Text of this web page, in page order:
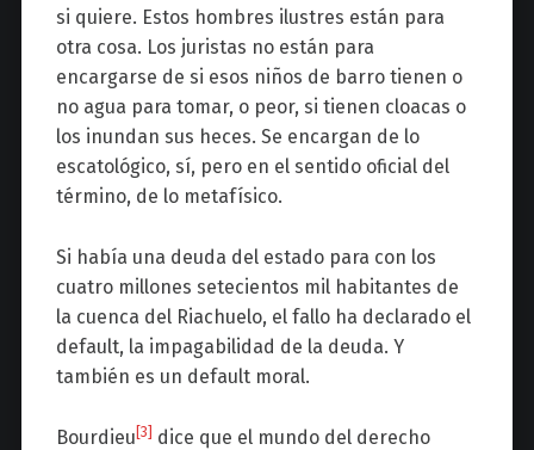
si quiere. Estos hombres ilustres están para
otra cosa. Los juristas no están para
encargarse de si esos niños de barro tienen o
no agua para tomar, o peor, si tienen cloacas o
los inundan sus heces. Se encargan de lo
escatológico, sí, pero en el sentido oficial del
término, de lo metafísico.
Si había una deuda del estado para con los
cuatro millones setecientos mil habitantes de
la cuenca del Riachuelo, el fallo ha declarado el
default, la impagabilidad de la deuda. Y
también es un default moral.
Bourdieu [3] dice que el mundo del derecho